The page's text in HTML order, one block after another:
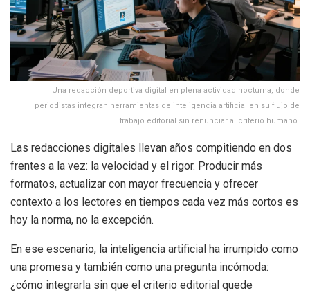
Una redacción deportiva digital en plena actividad nocturna, donde
periodistas integran herramientas de inteligencia artificial en su flujo de
trabajo editorial sin renunciar al criterio humano.
Las redacciones digitales llevan años compitiendo en dos
frentes a la vez: la velocidad y el rigor. Producir más
formatos, actualizar con mayor frecuencia y ofrecer
contexto a los lectores en tiempos cada vez más cortos es
hoy la norma, no la excepción.
En ese escenario, la inteligencia artificial ha irrumpido como
una promesa y también como una pregunta incómoda:
¿cómo integrarla sin que el criterio editorial quede